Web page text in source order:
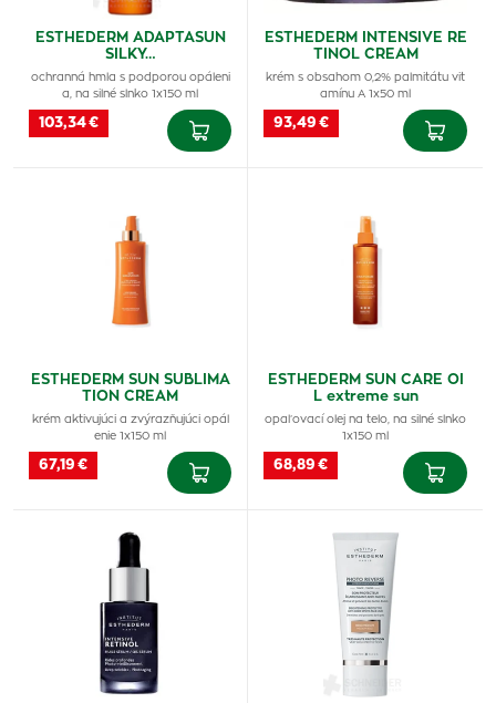
ESTHEDERM ADAPTASUN
SILKY…
ochranná hmla s podporou opáleni
a, na silné slnko 1x150 ml
103,34 €
ESTHEDERM INTENSIVE RE
TINOL CREAM
krém s obsahom 0,2% palmitátu vit
amínu A 1x50 ml
93,49 €
ESTHEDERM SUN SUBLIMA
TION CREAM
krém aktivujúci a zvýrazňujúci opál
enie 1x150 ml
67,19 €
ESTHEDERM SUN CARE OI
L extreme sun
opaľovací olej na telo, na silné slnko
1x150 ml
68,89 €